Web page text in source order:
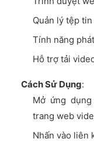
Quản lý tệp
Tính năng
Hỗ trợ tải
Cách Sử Dụng:
Mở ứng
trang web
Nhấn vào liên